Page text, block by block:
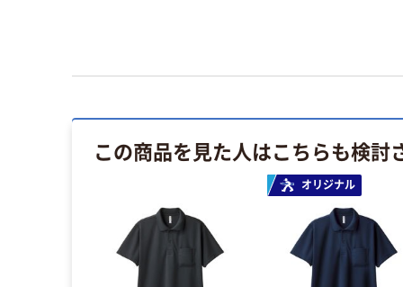
この商品を見た人はこちらも検討
オリジナル